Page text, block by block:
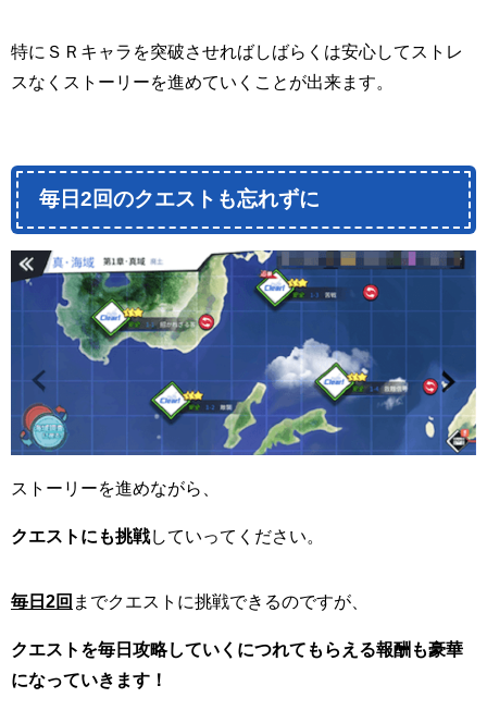
特にＳＲキャラを突破させればしばらくは安心してストレ
スなくストーリーを進めていくことが出来ます。
毎日2回のクエストも忘れずに
ストーリーを進めながら、
クエストにも挑戦していってください。
毎日2回 までクエストに挑戦できるのですが、
クエストを毎日攻略していくにつれてもらえる報酬も豪華
になっていきます！